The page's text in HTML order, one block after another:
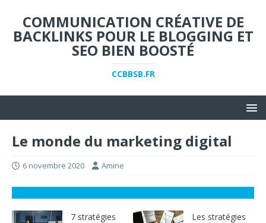
COMMUNICATION CRÉATIVE DE
BACKLINKS POUR LE BLOGGING ET
SEO BIEN BOOSTÉ
CCBBSB.FR
Le monde du marketing digital
6 novembre 2020 Amine
7 stratégies
Les stratégies